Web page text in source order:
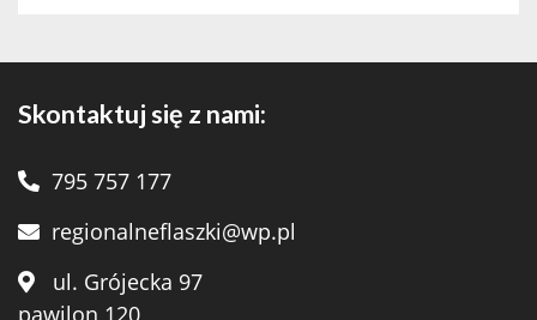
Skontaktuj się z nami:
795 757 177
regionalneflaszki@wp.pl
ul. Grójecka 97
pawilon 120